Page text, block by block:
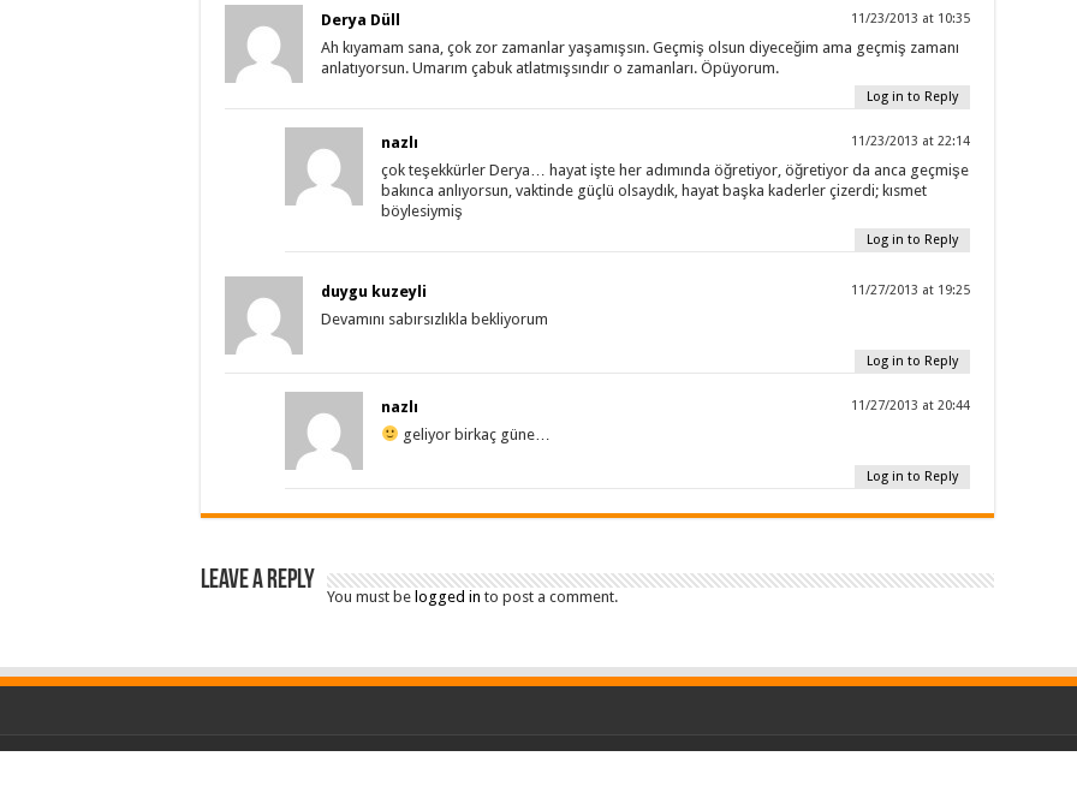
Derya Düll 11/23/2013 at 10:35
Ah kıyamam sana, çok zor zamanlar yaşamışsın. Geçmiş olsun diyeceğim ama geçmiş zamanı
anlatıyorsun. Umarım çabuk atlatmışsındır o zamanları. Öpüyorum.
Log in to Reply
nazlı 11/23/2013 at 22:14
çok teşekkürler Derya… hayat işte her adımında öğretiyor, öğretiyor da anca geçmişe
bakınca anlıyorsun, vaktinde güçlü olsaydık, hayat başka kaderler çizerdi; kısmet
böylesiymiş
Log in to Reply
duygu kuzeyli 11/27/2013 at 19:25
Devamını sabırsızlıkla bekliyorum
Log in to Reply
nazlı 11/27/2013 at 20:44
geliyor birkaç güne…
Log in to Reply
Leave a Reply
You must be logged in to post a comment.